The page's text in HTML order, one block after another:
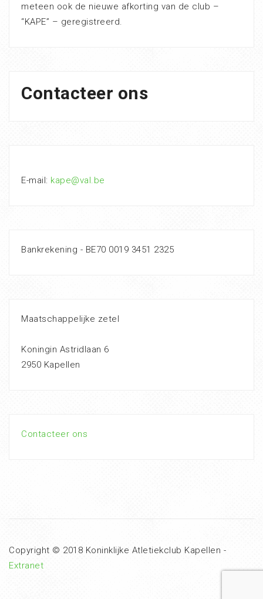
meteen ook de nieuwe afkorting van de club –
“KAPE” – geregistreerd.
Contacteer ons
E-mail: kape@val.be
Bankrekening - BE70 0019 3451 2325
Maatschappelijke zetel
Koningin Astridlaan 6
2950 Kapellen
Contacteer ons
Copyright © 2018 Koninklijke Atletiekclub Kapellen -
Extranet